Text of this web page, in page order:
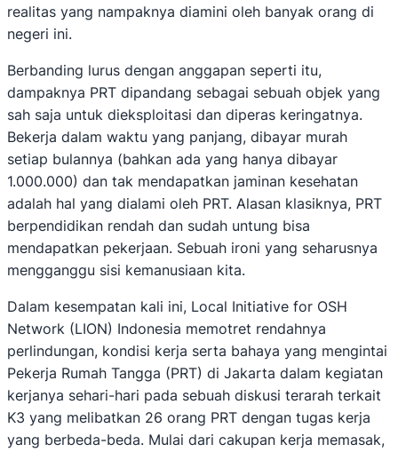
realitas yang nampaknya diamini oleh banyak orang di
negeri ini.
Berbanding lurus dengan anggapan seperti itu,
dampaknya PRT dipandang sebagai sebuah objek yang
sah saja untuk dieksploitasi dan diperas keringatnya.
Bekerja dalam waktu yang panjang, dibayar murah
setiap bulannya (bahkan ada yang hanya dibayar
1.000.000) dan tak mendapatkan jaminan kesehatan
adalah hal yang dialami oleh PRT. Alasan klasiknya, PRT
berpendidikan rendah dan sudah untung bisa
mendapatkan pekerjaan. Sebuah ironi yang seharusnya
mengganggu sisi kemanusiaan kita.
Dalam kesempatan kali ini, Local Initiative for OSH
Network (LION) Indonesia memotret rendahnya
perlindungan, kondisi kerja serta bahaya yang mengintai
Pekerja Rumah Tangga (PRT) di Jakarta dalam kegiatan
kerjanya sehari-hari pada sebuah diskusi terarah terkait
K3 yang melibatkan 26 orang PRT dengan tugas kerja
yang berbeda-beda. Mulai dari cakupan kerja memasak,